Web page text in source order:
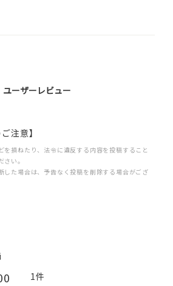
ユーザーレビュー
注意】
を損ねたり、法令に違反する内容を投稿すること
い。
した場合は、予告なく投稿を削除する場合がござ
1